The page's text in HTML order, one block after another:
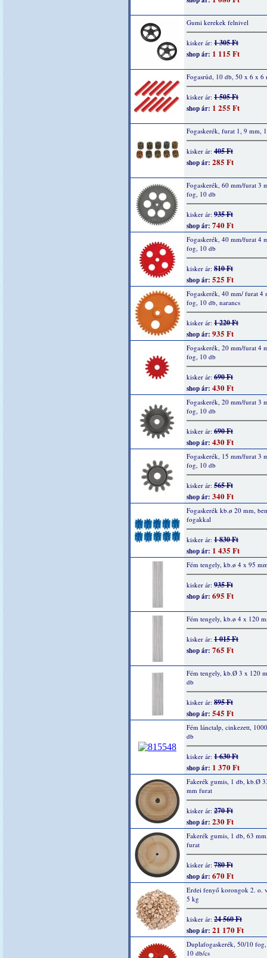
Gumi kerekek felnivel
kisker ár: 1 305 Ft
shop ár: 1 115 Ft
Fogasrúd, 10 db, 50 x 6 x 6
kisker ár: 1 505 Ft
shop ár: 1 255 Ft
Fogaskerék, furat 1, 9 mm,
kisker ár: 405 Ft
shop ár: 285 Ft
Fogaskerék, 60 mm/furat 3
fog, 10 db
kisker ár: 935 Ft
shop ár: 740 Ft
Fogaskerék, 40 mm/furat 4
fog, 10 db
kisker ár: 810 Ft
shop ár: 525 Ft
Fogaskerék, 40 mm/ furat 4
fog, 10 db, narancs
kisker ár: 1 220 Ft
shop ár: 935 Ft
Fogaskerék, 20 mm/furat 4
fog, 10 db
kisker ár: 690 Ft
shop ár: 430 Ft
Fogaskerék, 20 mm/furat 3
fog, 10 db
kisker ár: 690 Ft
shop ár: 430 Ft
Fogaskerék, 15 mm/furat 3
fog, 10 db
kisker ár: 565 Ft
shop ár: 340 Ft
Fogaskerék kb.ø 20 mm,
fogakkal
kisker ár: 1 830 Ft
shop ár: 1 435 Ft
Fém tengely, kb.ø 4 x 95
kisker ár: 935 Ft
shop ár: 695 Ft
Fém tengely, kb.ø 4 x 120
kisker ár: 1 015 Ft
shop ár: 765 Ft
Fém tengely, kb.Ø 3 x 120
db
kisker ár: 895 Ft
shop ár: 545 Ft
Fém lánctalp, cinkezett,
db
kisker ár: 1 630 Ft
shop ár: 1 370 Ft
Fakerék gumis, 1 db, kb.Ø
mm furat
kisker ár: 270 Ft
shop ár: 230 Ft
Fakerék gumis, 1 db, 63
furat
kisker ár: 780 Ft
shop ár: 670 Ft
Erdei fenyő korongok 2. o.
5 kg
kisker ár: 24 560 Ft
shop ár: 21 170 Ft
Duplafogaskerék, 50/10
10 db/cs